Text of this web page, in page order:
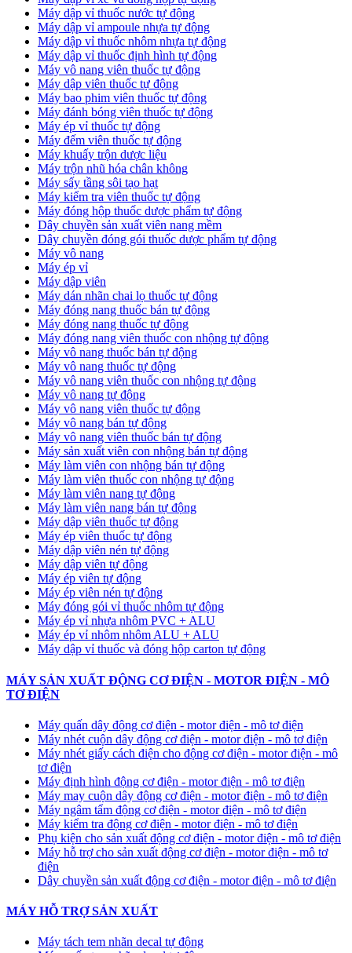
​Máy dập vỉ thuốc nước tự động
Máy dập vỉ ampoule nhựa tự động
Máy dập vỉ thuốc nhôm nhựa tự động
Máy dập vỉ thuốc định hình tự động
Máy vô nang viên thuốc tự động
Máy dập viên thuốc tự động
Máy bao phim viên thuốc tự động
Máy đánh bóng viên thuốc tự động
Máy ép vỉ thuốc tự động
Máy đếm viên thuốc tự động
Máy khuấy trộn dược liệu
Máy trộn nhũ hóa chân không
Máy sấy tầng sôi tạo hạt
Máy kiểm tra viên thuốc tự động
Máy đóng hộp thuốc dược phẩm tự động
Dây chuyền sản xuất viên nang mềm
Dây chuyền đóng gói thuốc dược phẩm tự động
Máy vô nang
Máy ép vỉ
Máy dập viên
Máy dán nhãn chai lọ thuốc tự động
Máy đóng nang thuốc bán tự động
Máy đóng nang thuốc tự động
Máy đóng nang viên thuốc con nhộng tự động
Máy vô nang thuốc bán tự động
Máy vô nang thuốc tự động
Máy vô nang viên thuốc con nhộng tự động
Máy vô nang tự động
Máy vô nang viên thuốc tự động
Máy vô nang bán tự động
Máy vô nang viên thuốc bán tự động
Máy sản xuất viên con nhộng bán tự động
Máy làm viên con nhộng bán tự động
Máy làm viên thuốc con nhộng tự động
Máy làm viên nang tự động
Máy làm viên nang bán tự động
Máy dập viên thuốc tự động
​Máy ép viên thuốc tự động
​Máy dập viên nén tự động
​Máy dập viên tự động
Máy ép viên tự động
​Máy ép viên nén tự động
Máy đóng gói vỉ thuốc nhôm tự động
​Máy ép vỉ nhựa nhôm PVC + ALU
​Máy ép vỉ nhôm nhôm ALU + ALU
Máy dập vỉ thuốc và đóng hộp carton tự động
MÁY SẢN XUẤT ĐỘNG CƠ ĐIỆN - MOTOR ĐIỆN - MÔ
TƠ ĐIỆN
Máy quấn dây động cơ điện - motor điện - mô tơ điện
Máy nhét cuộn dây động cơ điện - motor điện - mô tơ điện
Máy nhét giấy cách điện cho động cơ điện - motor điện - mô
tơ điện
Máy định hình động cơ điện - motor điện - mô tơ điện
Máy may cuộn dây động cơ điện - motor điện - mô tơ điện
Máy ngâm tẩm động cơ điện - motor điện - mô tơ điện
Máy kiểm tra động cơ điện - motor điện - mô tơ điện
Phụ kiện cho sản xuất động cơ điện - motor điện - mô tơ điện
Máy hỗ trợ cho sản xuất động cơ điện - motor điện - mô tơ
điện
Dây chuyền sản xuất động cơ điện - motor điện - mô tơ điện
MÁY HỖ TRỢ SẢN XUẤT
Máy tách tem nhãn decal tự động